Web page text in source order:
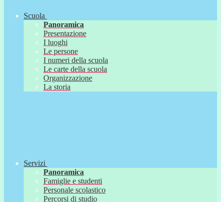
Scuola
Panoramica
Presentazione
I luoghi
Le persone
I numeri della scuola
Le carte della scuola
Organizzazione
La storia
Servizi
Panoramica
Famiglie e studenti
Personale scolastico
Percorsi di studio